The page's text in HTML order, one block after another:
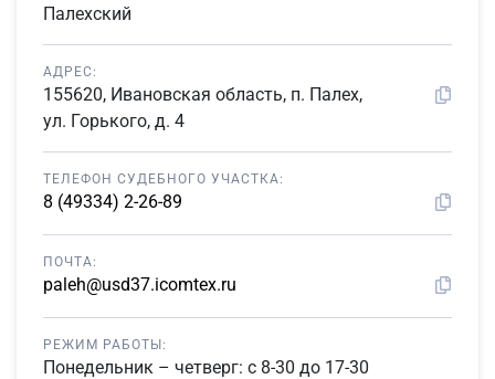
Палехский
АДРЕС:
155620, Ивановская область, п. Палех,
ул. Горького, д. 4
ТЕЛЕФОН СУДЕБНОГО УЧАСТКА:
8 (49334) 2-26-89
ПОЧТА:
paleh@usd37.icomtex.ru
РЕЖИМ РАБОТЫ:
Понедельник – четверг: с 8-30 до 17-30